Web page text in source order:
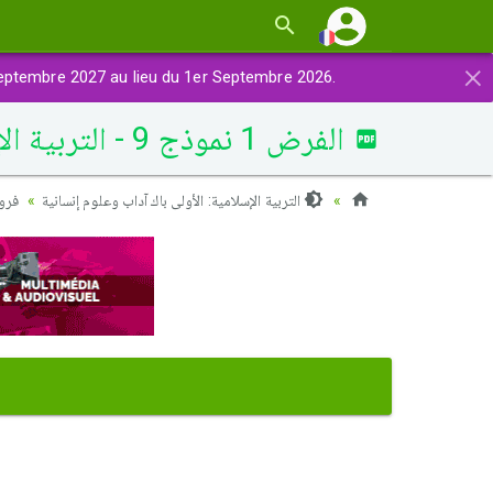
×
2027 au lieu du 1er Septembre 2026.
الفرض 1 نموذج 9 - التربية الإسلامية أولى باك الدورة الثانية
التربية الإسلامية: الأولى باك آداب وعلوم إنسانية